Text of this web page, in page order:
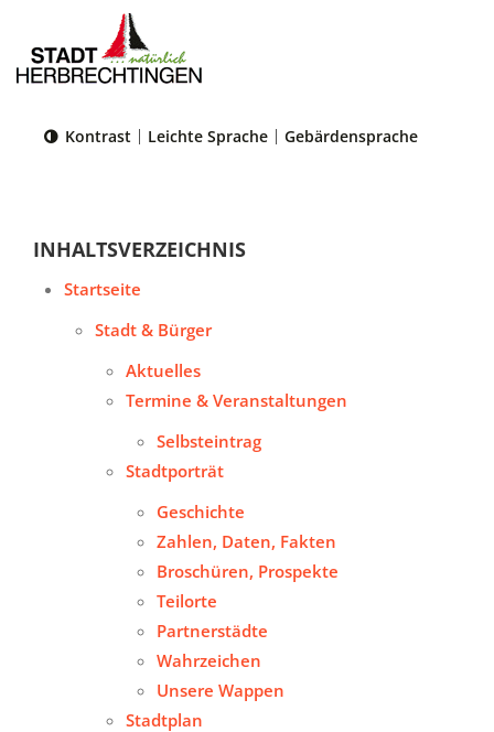
Kontrast Leichte Sprache Gebärdensprache
INHALTSVERZEICHNIS
Startseite
Stadt & Bürger
Aktuelles
Termine & Veranstaltungen
Selbsteintrag
Stadtporträt
Geschichte
Zahlen, Daten, Fakten
Broschüren, Prospekte
Teilorte
Partnerstädte
Wahrzeichen
Unsere Wappen
Stadtplan